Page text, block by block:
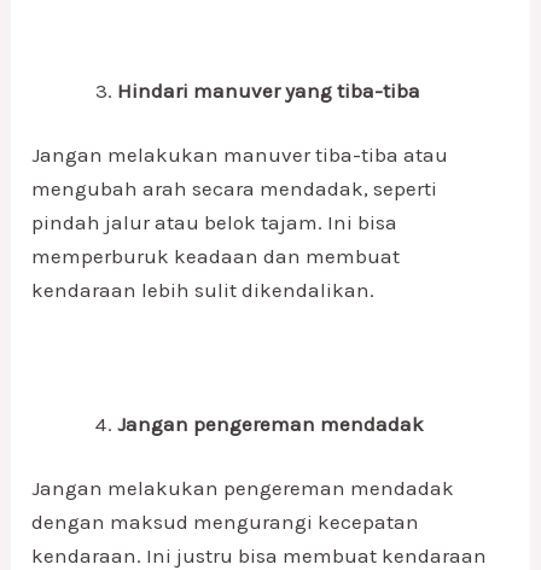
Hindari manuver yang tiba-tiba
Jangan melakukan manuver tiba-tiba atau
mengubah arah secara mendadak, seperti
pindah jalur atau belok tajam. Ini bisa
memperburuk keadaan dan membuat
kendaraan lebih sulit dikendalikan.
Jangan pengereman mendadak
Jangan melakukan pengereman mendadak
dengan maksud mengurangi kecepatan
kendaraan. Ini justru bisa membuat kendaraan